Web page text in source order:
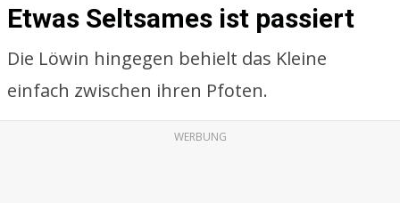
Etwas Seltsames ist passiert
Die Löwin hingegen behielt das Kleine
einfach zwischen ihren Pfoten.
WERBUNG